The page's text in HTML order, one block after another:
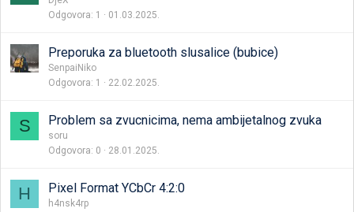
Odgovora 1 01.03.2025.
Preporuka za bluetooth slusalice (bubice)
SenpaiNiko
Odgovora 1 22.02.2025.
S Problem sa zvucnicima, nema ambijetalnog zvuka
soru
Odgovora 0 28.01.2025.
H Pixel Format YCbCr 4:2:0
h4nsk4rp